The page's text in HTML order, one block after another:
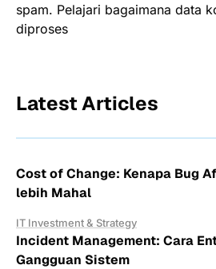
spam. Pelajari bagaimana data
diproses
Latest Articles
Cost of Change: Kenapa Bug
lebih Mahal
IT Investment & Strategy
Incident Management: Cara
Gangguan Sistem